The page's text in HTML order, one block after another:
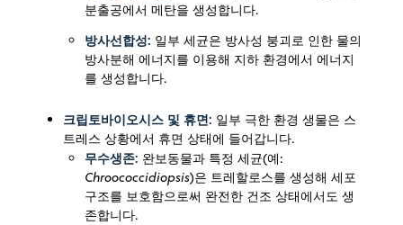
분출공에서 메탄을 생성합니다.
방사선합성: 일부 세균은 방사성 붕괴로 인한 물의
방사분해 에너지를 이용해 지하 환경에서 에너지
를 생성합니다.
크립토바이오시스 및 휴면: 일부 극한 환경 생물은 스
트레스 상황에서 휴면 상태에 들어갑니다.
무수생존: 완보동물과 특정 세균(예:
Chroococcidiopsis)은 트레할로스를 생성해 세포
구조를 보호함으로써 완전한 건조 상태에서도 생
존합니다.